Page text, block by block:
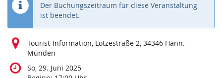
Der Buchungszeitraum für diese Veranstaltung
ist beendet.
Tourist-Information, Lotzestraße 2, 34346 Hann.
Münden
So, 29. Juni 2025